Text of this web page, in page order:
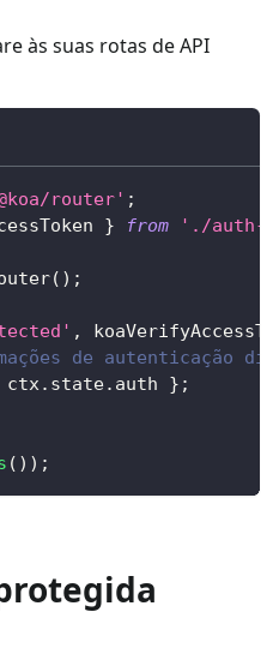
às suas rotas de API
router' ;
} from './auth-
( ) ;
,
de autenticação
ctx . state. auth } ;
( ) ) ;